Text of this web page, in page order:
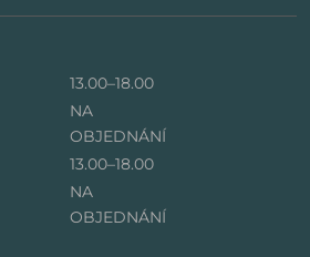
13.00–18.00
NA
OBJEDNÁNÍ
13.00–18.00
NA
OBJEDNÁNÍ